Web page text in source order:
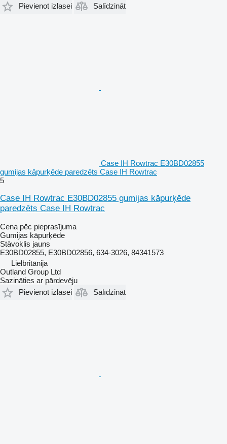
Pievienot izlasei
Salīdzināt
Case IH Rowtrac E30BD02855
gumijas kāpurķēde paredzēts Case IH Rowtrac
5
Case IH Rowtrac E30BD02855 gumijas kāpurķēde
paredzēts Case IH Rowtrac
Cena pēc pieprasījuma
Gumijas kāpurķēde
Stāvoklis jauns
E30BD02855, E30BD02856, 634-3026, 84341573
Lielbritānija
Outland Group Ltd
Sazināties ar pārdevēju
Pievienot izlasei
Salīdzināt